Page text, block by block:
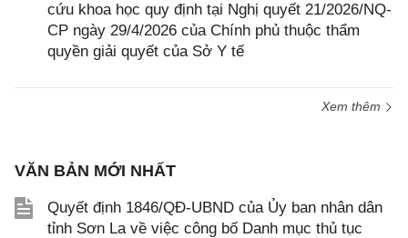
cứu khoa học quy định tại Nghị quyết 21/2026/NQ-
CP ngày 29/4/2026 của Chính phủ thuộc thẩm
quyền giải quyết của Sở Y tế
Xem thêm
VĂN BẢN MỚI NHẤT
Quyết định 1846/QĐ-UBND của Ủy ban nhân dân
tỉnh Sơn La về việc công bố Danh mục thủ tục